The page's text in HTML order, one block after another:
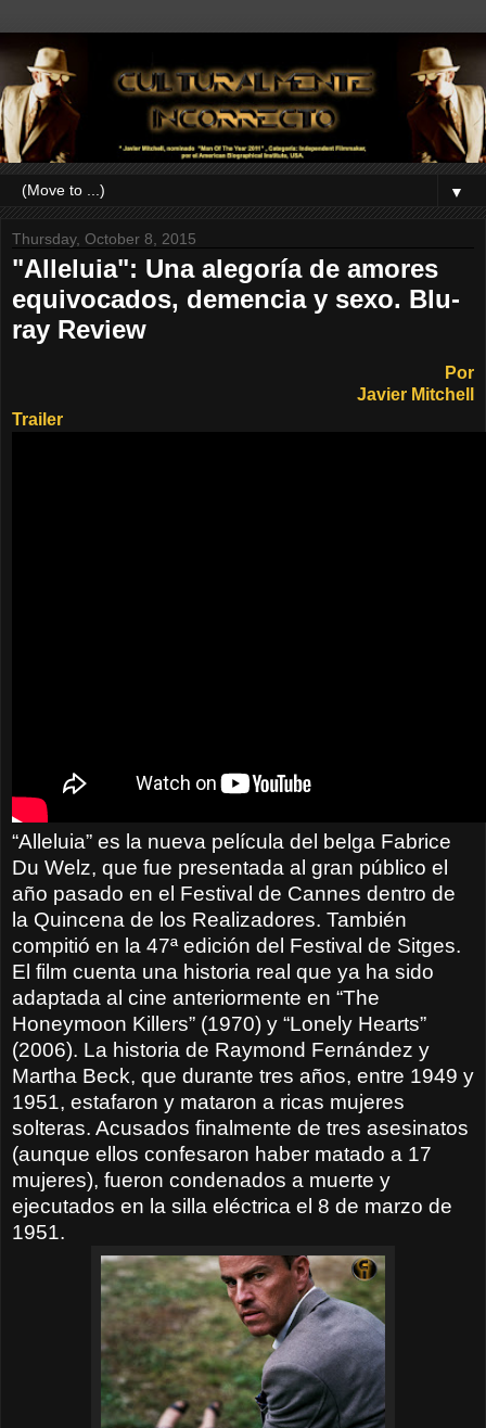
▼
Thursday, October 8, 2015
"Alleluia": Una alegoría de amores
equivocados, demencia y sexo. Blu-
ray Review
Por
Javier Mitchell
Trailer
“Alleluia” es la nueva película del belga Fabrice
Du Welz, que fue presentada al gran público el
año pasado en el Festival de Cannes dentro de
la Quincena de los Realizadores. También
compitió en la 47ª edición del Festival de Sitges.
El film cuenta una historia real que ya ha sido
adaptada al cine anteriormente en “The
Honeymoon Killers” (1970) y “Lonely Hearts”
(2006). La historia de Raymond Fernández y
Martha Beck, que durante tres años, entre 1949 y
1951, estafaron y mataron a ricas mujeres
solteras. Acusados finalmente de tres asesinatos
(aunque ellos confesaron haber matado a 17
mujeres), fueron condenados a muerte y
ejecutados en la silla eléctrica el 8 de marzo de
1951.